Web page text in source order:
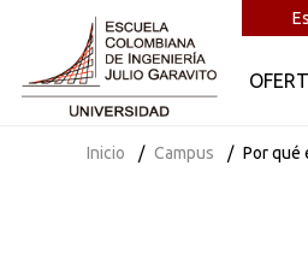
Inicio Campus Por qué